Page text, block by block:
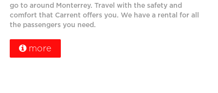
go to around Monterrey. Travel with the safety and
comfort that Carrent offers you. We have a rental for all
the passengers you need.
more